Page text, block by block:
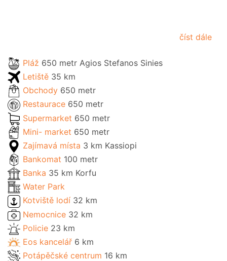
číst dále
Pláž 650 metr Agios Stefanos Sinies
Letiště 35 km
Obchody 650 metr
Restaurace 650 metr
Supermarket 650 metr
Mini- market 650 metr
Zajímavá místa 3 km Kassiopi
Bankomat 100 metr
Banka 35 km Korfu
Water Park
Kotviště lodí 32 km
Nemocnice 32 km
Policie 23 km
Eos kancelář 6 km
Potápěčské centrum 16 km